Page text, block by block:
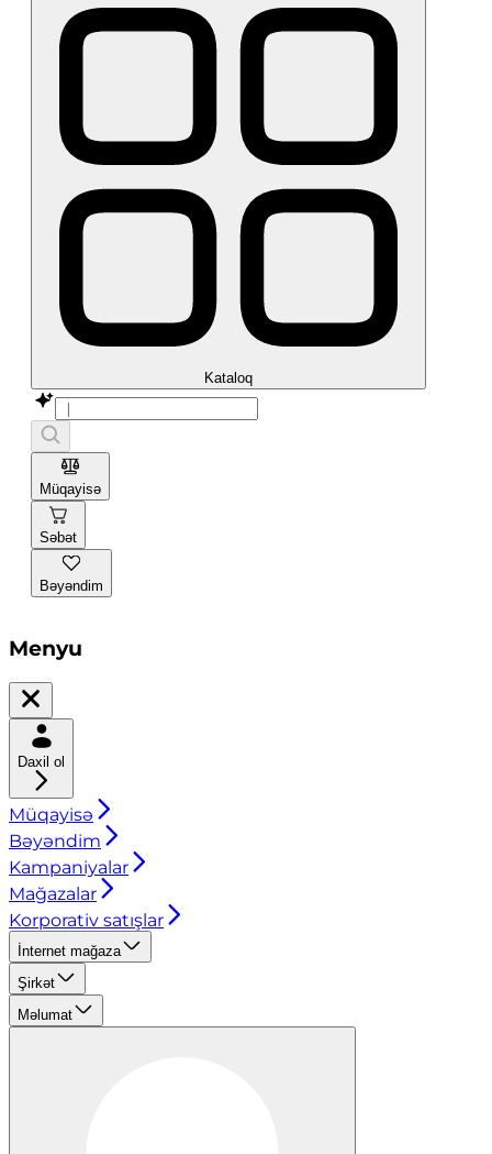
Kataloq
Müqayisə
Səbət
Bəyəndim
Menyu
Daxil ol
Müqayisə
Bəyəndim
Kampaniyalar
Mağazalar
Korporativ satışlar
İnternet mağaza
Şirkət
Məlumat